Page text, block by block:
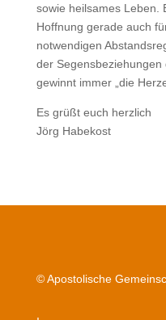
sowie heilsames Leben.
Hoffnung gerade auch
notwendigen
der
gewinnt immer „die
Es grüßt euch herzlich
Jörg Habekost
© Apostolische